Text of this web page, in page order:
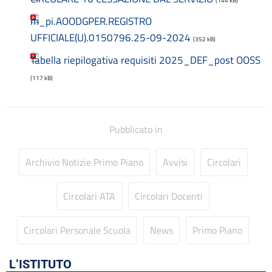
Libri di testo
Materiale didattico
Modulistica famiglie
Modulistica personale scuola
Oneri informativi per cittadini e imprese
Personale non a tempo indeterminato
a.s. 2024/2025
PNRR Futura
PNSD
Progetti
m_pi.AOODGPER.REGISTRO
UFFICIALE(U).0150796.25-09-2024 (352 kB)
Tabella riepilogativa requisiti 2025_DEF_post OOSS
(117 kB)
Pubblicato in
Archivio Notizie Primo Piano Avvisi Circolari
Circolari ATA Circolari Docenti
Circolari Personale Scuola News Primo Piano
L’ISTITUTO